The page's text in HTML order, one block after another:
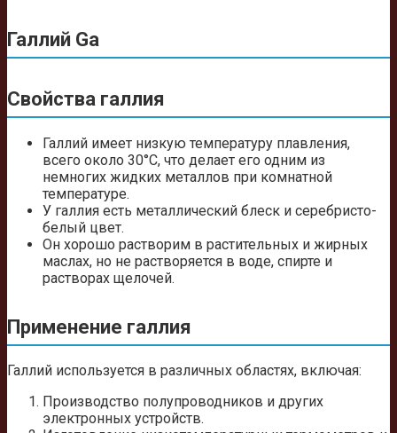
Галлий Ga
Свойства галлия
Галлий имеет низкую температуру плавления,
всего около 30°C, что делает его одним из
немногих жидких металлов при комнатной
температуре.
У галлия есть металлический блеск и серебристо-
белый цвет.
Он хорошо растворим в растительных и жирных
маслах, но не растворяется в воде, спирте и
растворах щелочей.
Применение галлия
Галлий используется в различных областях, включая:
Производство полупроводников и других
электронных устройств.